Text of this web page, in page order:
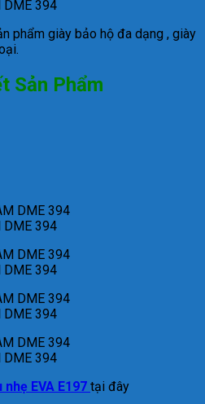
DME 394
phẩm giày bảo hộ đa dạng , giày
Sản Phẩm
DME 394
DME 394
DME 394
DME 394
EVA E197 tại đây